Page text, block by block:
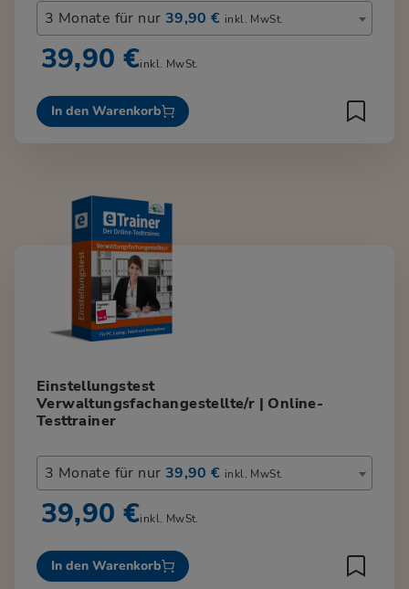
3 Monate für nur 39,90 € inkl. MwSt.
39,90 €inkl. MwSt.
In den Warenkorb
Einstellungstest
Verwaltungsfachangestellte/r | Online-
Testtrainer
3 Monate für nur 39,90 € inkl. MwSt.
39,90 €inkl. MwSt.
In den Warenkorb